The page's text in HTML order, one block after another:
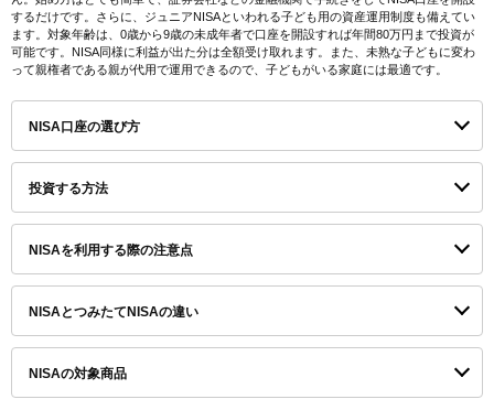
するだけです。さらに、ジュニアNISAといわれる子ども用の資産運用制度も備えてい
ます。対象年齢は、0歳から9歳の未成年者で口座を開設すれば年間80万円まで投資が
可能です。NISA同様に利益が出た分は全額受け取れます。また、未熟な子どもに変わ
って親権者である親が代用で運用できるので、子どもがいる家庭には最適です。
NISA口座の選び方
投資する方法
NISAを利用する際の注意点
NISAとつみたてNISAの違い
NISAの対象商品